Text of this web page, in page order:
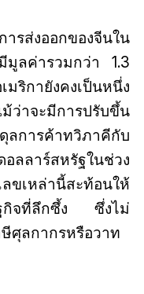
รส่งออกของจีนใน
ลค่ารวมกว่า 1.3
ริกายังคงเป็นหนึ่ง
าจะมีการปรับขึ้น
การค้าทวิภาคีกับ
ลาร์สหรัฐในช่วง
ขเหล่านี้สะท้อนให้
ฐกิจที่ลึกซึ้ง ซึ่งไม่
ศุลกากรหรือวาท